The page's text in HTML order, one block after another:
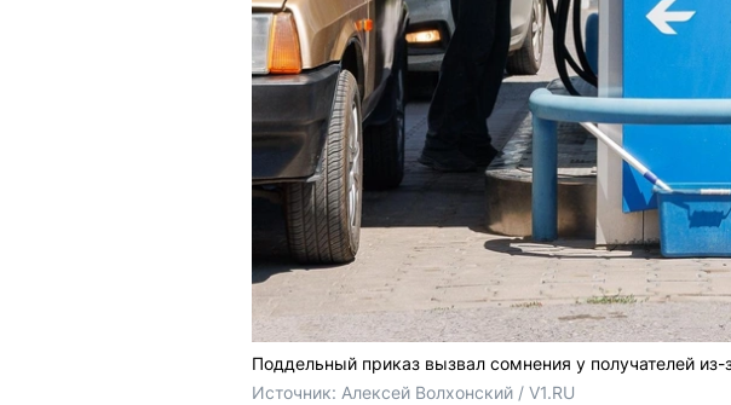
Поддельный приказ вызвал сомнения у получателей из-
Источник: Алексей Волхонский / V1.RU